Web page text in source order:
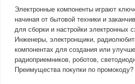
Электронные компоненты играют
начиная от бытовой техники и
для сборки и настройки электронных
Инженеры, электронщики,
компонентах для создания или
радиоприемников, роботов,
Преимущества покупки по промокоду?